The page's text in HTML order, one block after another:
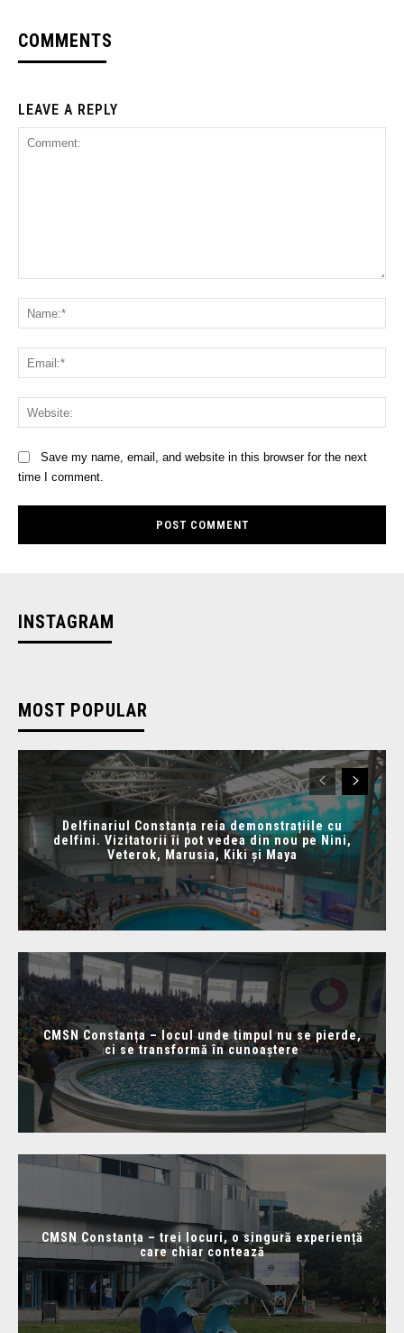
COMMENTS
LEAVE A REPLY
Save my name, email, and website in this browser for the next
time I comment.
INSTAGRAM
MOST POPULAR
Delfinariul Constanța reia demonstrațiile cu
delfini. Vizitatorii îi pot vedea din nou pe Nini,
Veterok, Marusia, Kiki și Maya
CMSN Constanța – locul unde timpul nu se pierde,
ci se transformă în cunoaștere
CMSN Constanța – trei locuri, o singură experiență
care chiar contează